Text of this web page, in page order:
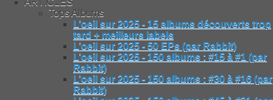
ARTICLES
Tops Albums
L’oeil sur 2025 - 15 albums découverts trop
tard + meilleurs labels
L’oeil sur 2025 - 50 EPs (par Rabbit)
L’oeil sur 2025 - 150 albums : #15 à #1 (par
Rabbit)
L’oeil sur 2025 - 150 albums : #30 à #16 (par
Rabbit)